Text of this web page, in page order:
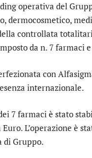
operativa del
dermocosmetico,
controllata
da n. 7 farmaci
con
internazionale.
7 farmaci è stato
L’operazione è
di Gruppo.